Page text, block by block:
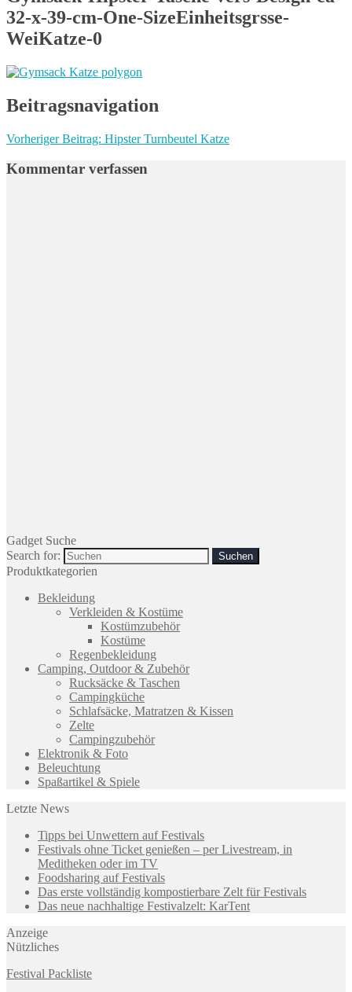
32-x-39-cm-One-SizeEinheitsgrsse-
WeiKatze-0
Beitragsnavigation
Vorheriger Beitrag: Hipster Turnbeutel Katze
Kommentar verfassen
Gadget Suche
Search for:
Produktkategorien
Bekleidung
Verkleiden & Kostüme
Kostümzubehör
Kostüme
Regenbekleidung
Camping, Outdoor & Zubehör
Rucksäcke & Taschen
Campingküche
Schlafsäcke, Matratzen & Kissen
Zelte
Campingzubehör
Elektronik & Foto
Beleuchtung
Spaßartikel & Spiele
Letzte News
Tipps bei Unwettern auf Festivals
Festivals ohne Ticket genießen – per Livestream, in
Meditheken oder im TV
Foodsharing auf Festivals
Das erste vollständig kompostierbare Zelt für Festivals
Das neue nachhaltige Festivalzelt: KarTent
Anzeige
Nützliches
Festival Packliste